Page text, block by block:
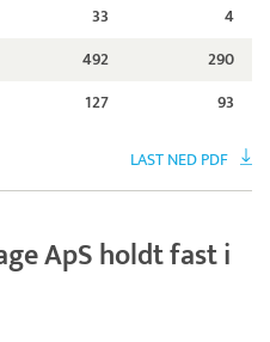
33
4
492
290
127 93
LAST NED PDF
ApS holdt fast i